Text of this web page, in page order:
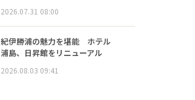
2026.07.31 08:00
紀伊勝浦の魅力を堪能 ホテル
浦島、日昇館をリニューアル
2026.08.03 09:41